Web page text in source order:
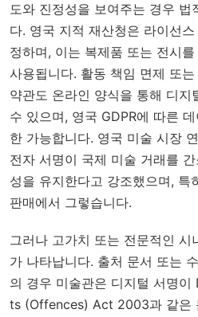
도와 진정성을 보여주는 경우 법
다. 영국 지적 재산청은 라이선
정하며, 이는 복제품 또는 전시
사용됩니다. 활동 책임 면제 또
약관도 온라인 양식을 통해 디
수 있으며, 영국 GDPR에 따른
한 가능합니다. 영국 미술 시장
전자 서명이 국제 미술 거래를
성을 유지한다고 강조했으며, 특
판매에서 그렇습니다.
그러나 고가치 또는 전문적인 시
가 나타납니다. 출처 문서 또는
의 경우 미술관은 디지털 서명이
ts (Offences) Act 2003과 같은